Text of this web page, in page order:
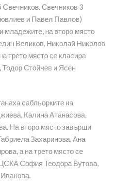
Свечников 3
и Павел Павлов)
младежите, на второ място
Великов, Николай Николов
трето място се класира
Стойчев и Ясен
сабльорките на
Калина Атанасова,
На второ място завърши
Захаринова, Ана
а на трето място се
София Теодора Вутова,